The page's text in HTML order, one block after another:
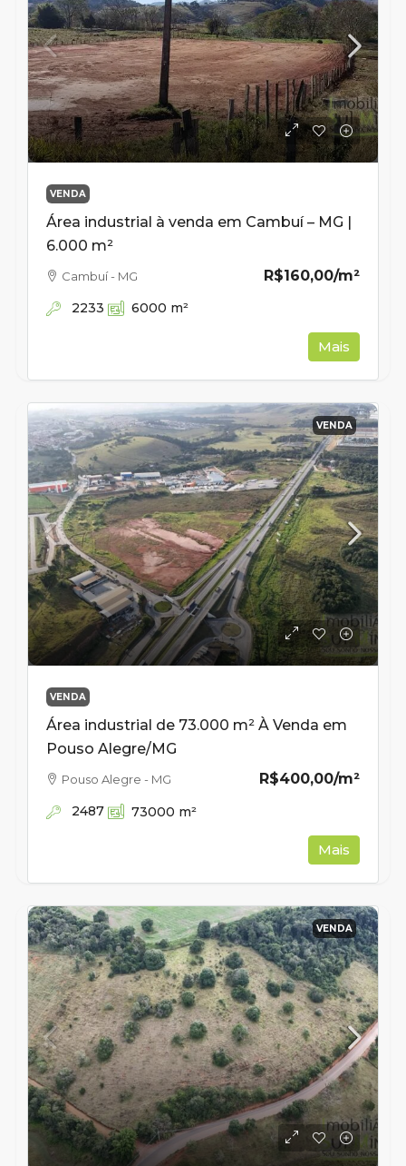
VENDA
Área industrial à venda em Cambuí – MG |
6.000 m²
R$160,00/m²
Cambuí - MG
2233 6000 m²
Mais
VENDA
VENDA
Área industrial de 73.000 m² À Venda em
Pouso Alegre/MG
R$400,00/m²
Pouso Alegre - MG
2487 73000 m²
Mais
VENDA